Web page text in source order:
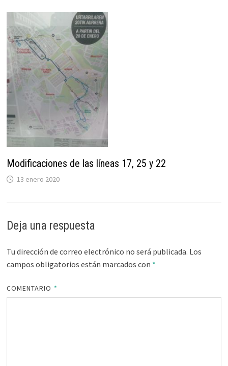
Modificaciones de las líneas 17, 25 y 22
13 enero 2020
Deja una respuesta
Tu dirección de correo electrónico no será publicada. Los
campos obligatorios están marcados con *
COMENTARIO *